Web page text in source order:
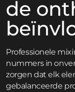
de
Professionele
nummers in
zorgen dat elk
gebalanceerde